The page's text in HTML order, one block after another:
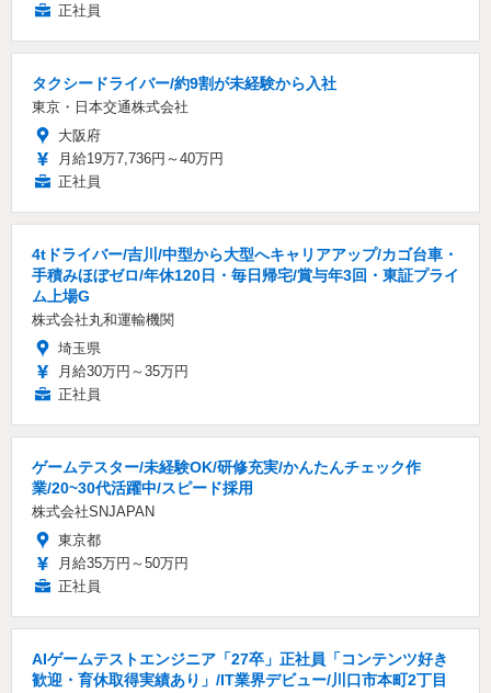
正社員
タクシードライバー/約9割が未経験から入社
東京・日本交通株式会社
大阪府
月給19万7,736円～40万円
正社員
4tドライバー/吉川/中型から大型へキャリアアップ/カゴ台車・
手積みほぼゼロ/年休120日・毎日帰宅/賞与年3回・東証プライ
ム上場G
株式会社丸和運輸機関
埼玉県
月給30万円～35万円
正社員
ゲームテスター/未経験OK/研修充実/かんたんチェック作
業/20~30代活躍中/スピード採用
株式会社SNJAPAN
東京都
月給35万円～50万円
正社員
AIゲームテストエンジニア「27卒」正社員「コンテンツ好き
歓迎・育休取得実績あり」/IT業界デビュー/川口市本町2丁目